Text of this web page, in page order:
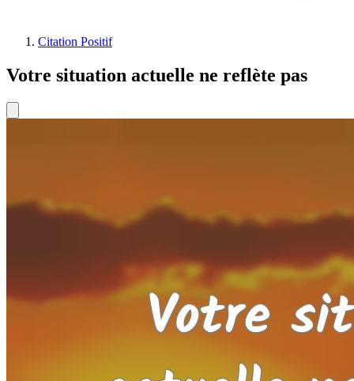
Citation Positif
Votre situation actuelle ne reflète pas